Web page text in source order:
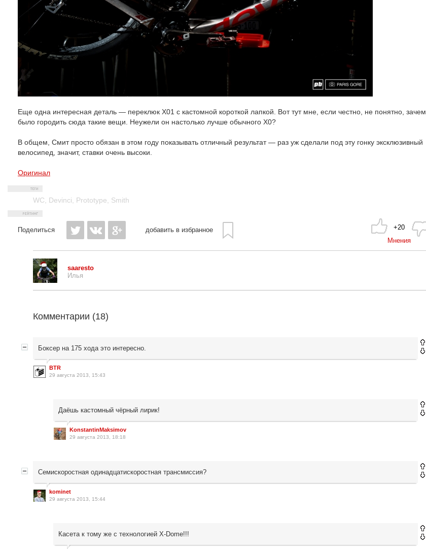
Еще одна интересная деталь — переклюк Х01 с кастомной короткой лапкой. Вот тут мне, если честно, не понятно, зачем
было городить сюда такие вещи. Неужели он настолько лучше обычного Х0?
В общем, Смит просто обязан в этом году показывать отличный результат — раз уж сделали под эту гонку эксклюзивный
велосипед, значит, ставки очень высоки.
Оригинал
WC Devinci Prototype Smith
Поделиться добавить в избранное
+20
Мнения
saaresto
Илья
Комментарии (18)
Боксер на 175 хода это интересно.
BTR
29 августа 2013, 15:43
Даёшь кастомный чёрный лирик!
KonstantinMaksimov
29 августа 2013, 18:18
Семискоростная одинадцатискоростная трансмиссия?
kominet
29 августа 2013, 15:44
Касета к тому же с технологией X-Dome!!!